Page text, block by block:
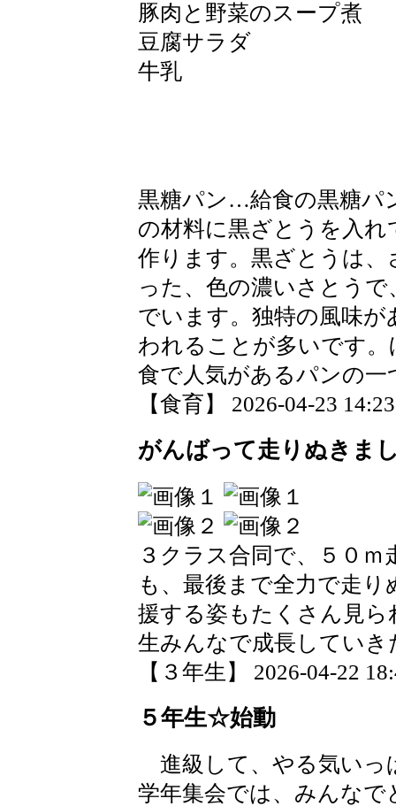
豚肉と野菜のスープ煮
豆腐サラダ
牛乳
黒糖パン…給食の黒糖パ
の材料に黒ざとうを入
作ります。黒ざとうは
った、色の濃いさとう
でいます。独特の風味
われることが多いです
食で人気があるパンの一
【食育】 2026-04-23
がんばって走りぬきま
３クラス合同で、５０
も、最後まで全力で走
援する姿もたくさん見
生みんなで成長してい
【３年生】 2026-04-22
５年生☆始動
進級して、やる気いっ
学年集会では、みんな